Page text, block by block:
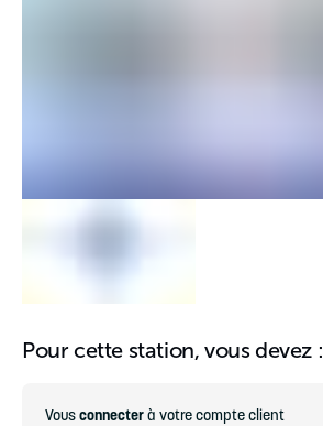
Pour cette station, vous devez :
Vousconnecterà votre compte client